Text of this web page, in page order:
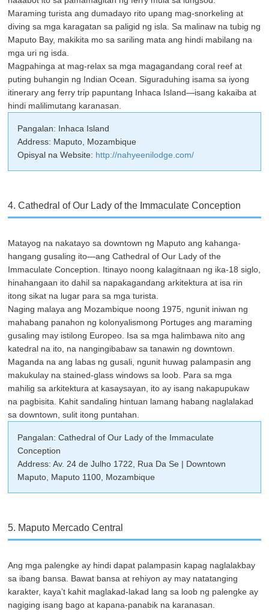
Maraming turista ang dumadayo rito upang mag-snorkeling at
diving sa mga karagatan sa paligid ng isla. Sa malinaw na tubig ng
Maputo Bay, makikita mo sa sariling mata ang hindi mabilang na
mga uri ng isda.
Magpahinga at mag-relax sa mga magagandang coral reef at
puting buhangin ng Indian Ocean. Siguraduhing isama sa iyong
itinerary ang ferry trip papuntang Inhaca Island—isang kakaiba at
hindi malilimutang karanasan.
Pangalan: Inhaca Island
Address: Maputo, Mozambique
Opisyal na Website: http://nahyeenilodge.com/
4. Cathedral of Our Lady of the Immaculate Conception
Matayog na nakatayo sa downtown ng Maputo ang kahanga-
hangang gusaling ito—ang Cathedral of Our Lady of the
Immaculate Conception. Itinayo noong kalagitnaan ng ika-18 siglo,
hinahangaan ito dahil sa napakagandang arkitektura at isa rin
itong sikat na lugar para sa mga turista.
Naging malaya ang Mozambique noong 1975, ngunit iniwan ng
mahabang panahon ng kolonyalismong Portuges ang maraming
gusaling may istilong Europeo. Isa sa mga halimbawa nito ang
katedral na ito, na nangingibabaw sa tanawin ng downtown.
Maganda na ang labas ng gusali, ngunit huwag palampasin ang
makukulay na stained-glass windows sa loob. Para sa mga
mahilig sa arkitektura at kasaysayan, ito ay isang nakapupukaw
na pagbisita. Kahit sandaling hintuan lamang habang naglalakad
sa downtown, sulit itong puntahan.
Pangalan: Cathedral of Our Lady of the Immaculate
Conception
Address: Av. 24 de Julho 1722, Rua Da Se | Downtown
Maputo, Maputo 1100, Mozambique
5. Maputo Mercado Central
Ang mga palengke ay hindi dapat palampasin kapag naglalakbay
sa ibang bansa. Bawat bansa at rehiyon ay may natatanging
karakter, kaya’t kahit maglakad-lakad lang sa loob ng palengke ay
nagiging isang bago at kapana-panabik na karanasan.